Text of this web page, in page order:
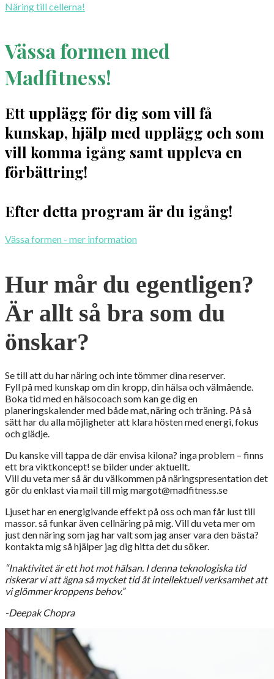
Näring till cellerna!
Vässa formen med
Madfitness!
Ett upplägg för dig som vill få
kunskap, hjälp med upplägg och som
vill komma igång samt uppleva en
förbättring!
Efter detta program är du igång!
Vässa formen - mer information
Hur mår du egentligen?
Är allt så bra som du
önskar?
Se till att du har näring och inte tömmer dina reserver.
Fyll på med kunskap om din kropp, din hälsa och välmående.
Boka tid med en hälsocoach som kan ge dig en
planeringskalender med både mat, näring och träning. På så
sätt har du alla möjligheter att klara hösten med energi, fokus
och glädje.
Du kanske vill tappa de där envisa kilona? inga problem – finns
ett bra viktkoncept! se bilder under aktuellt.
Vill du veta mer så är du välkommen på näringspresentation det
gör du enklast via mail till mig margot@madfitness.se
Ljuset har en energigivande effekt på oss och man får lust till
massor. så funkar även cellnäring på mig. Vill du veta mer om
just den näring som jag har valt som jag anser vara den bästa?
kontakta mig så hjälper jag dig hitta det du söker.
“Inaktivitet är ett hot mot hälsan. I denna teknologiska tid
riskerar vi att ägna så mycket tid åt intellektuell verksamhet att
vi glömmer kroppens behov.”
-Deepak Chopra